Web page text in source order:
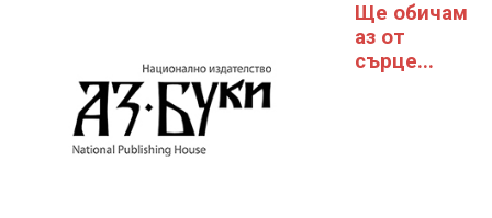
Ще обичам
аз от
сърце...